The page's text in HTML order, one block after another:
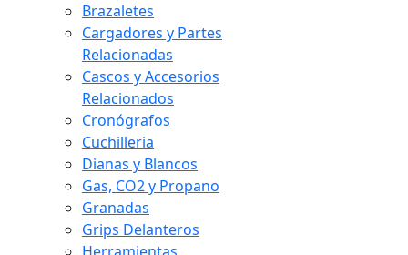
Brazaletes
Cargadores y Partes
Relacionadas
Cascos y Accesorios
Relacionados
Cronógrafos
Cuchilleria
Dianas y Blancos
Gas, CO2 y Propano
Granadas
Grips Delanteros